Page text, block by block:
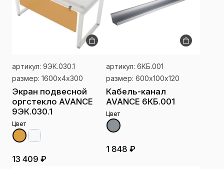
артикул: 9ЭК.030.1
размер: 1600х4х300
Экран подвесной
оргстекло AVANCE
9ЭК.030.1
Цвет
13 409 ₽
артикул: 6КБ.001
размер: 600х100х120
Кабель-канал
AVANCE 6КБ.001
Цвет
1 848 ₽